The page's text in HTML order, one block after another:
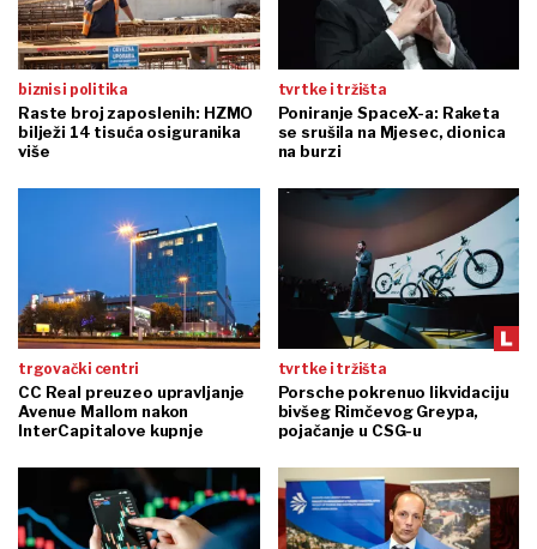
biznis i politika
Raste broj zaposlenih: HZMO
bilježi 14 tisuća osiguranika
više
tvrtke i tržišta
Poniranje SpaceX-a: Raketa
se srušila na Mjesec, dionica
na burzi
trgovački centri
CC Real preuzeo upravljanje
Avenue Mallom nakon
InterCapitalove kupnje
tvrtke i tržišta
Porsche pokrenuo likvidaciju
bivšeg Rimčevog Greypa,
pojačanje u CSG-u